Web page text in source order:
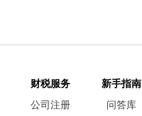
财税服务
公司注册
新手指南
问答库